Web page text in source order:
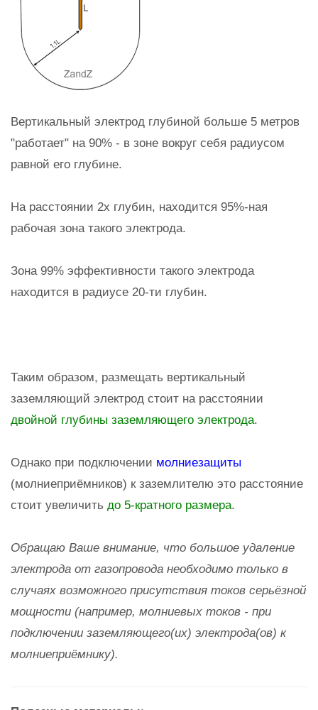
Вертикальный электрод глубиной больше 5 метров
"работает" на 90% - в зоне вокруг себя радиусом
равной его глубине.
На расстоянии 2х глубин, находится 95%-ная
рабочая зона такого электрода.
Зона 99% эффективности такого электрода
находится в радиусе 20-ти глубин.
Таким образом, размещать вертикальный
заземляющий электрод стоит на расстоянии
двойной глубины заземляющего электрода.
Однако при подключении молниезащиты
(молниеприёмников) к заземлителю это расстояние
стоит увеличить до 5-кратного размера.
Обращаю Ваше внимание, что большое удаление
электрода от газопровода необходимо только в
случаях возможного присутствия токов серьёзной
мощности (например, молниевых токов - при
подключении заземляющего(их) электрода(ов) к
молниеприёмнику).